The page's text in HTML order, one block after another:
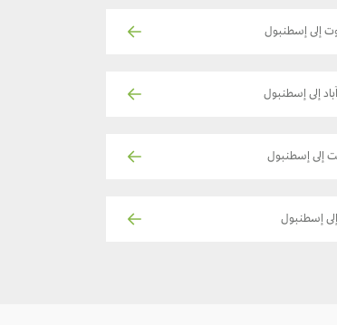
إلى إسطنبول
إلى إسطنبول
إلى إسطنبول
إسطنبول